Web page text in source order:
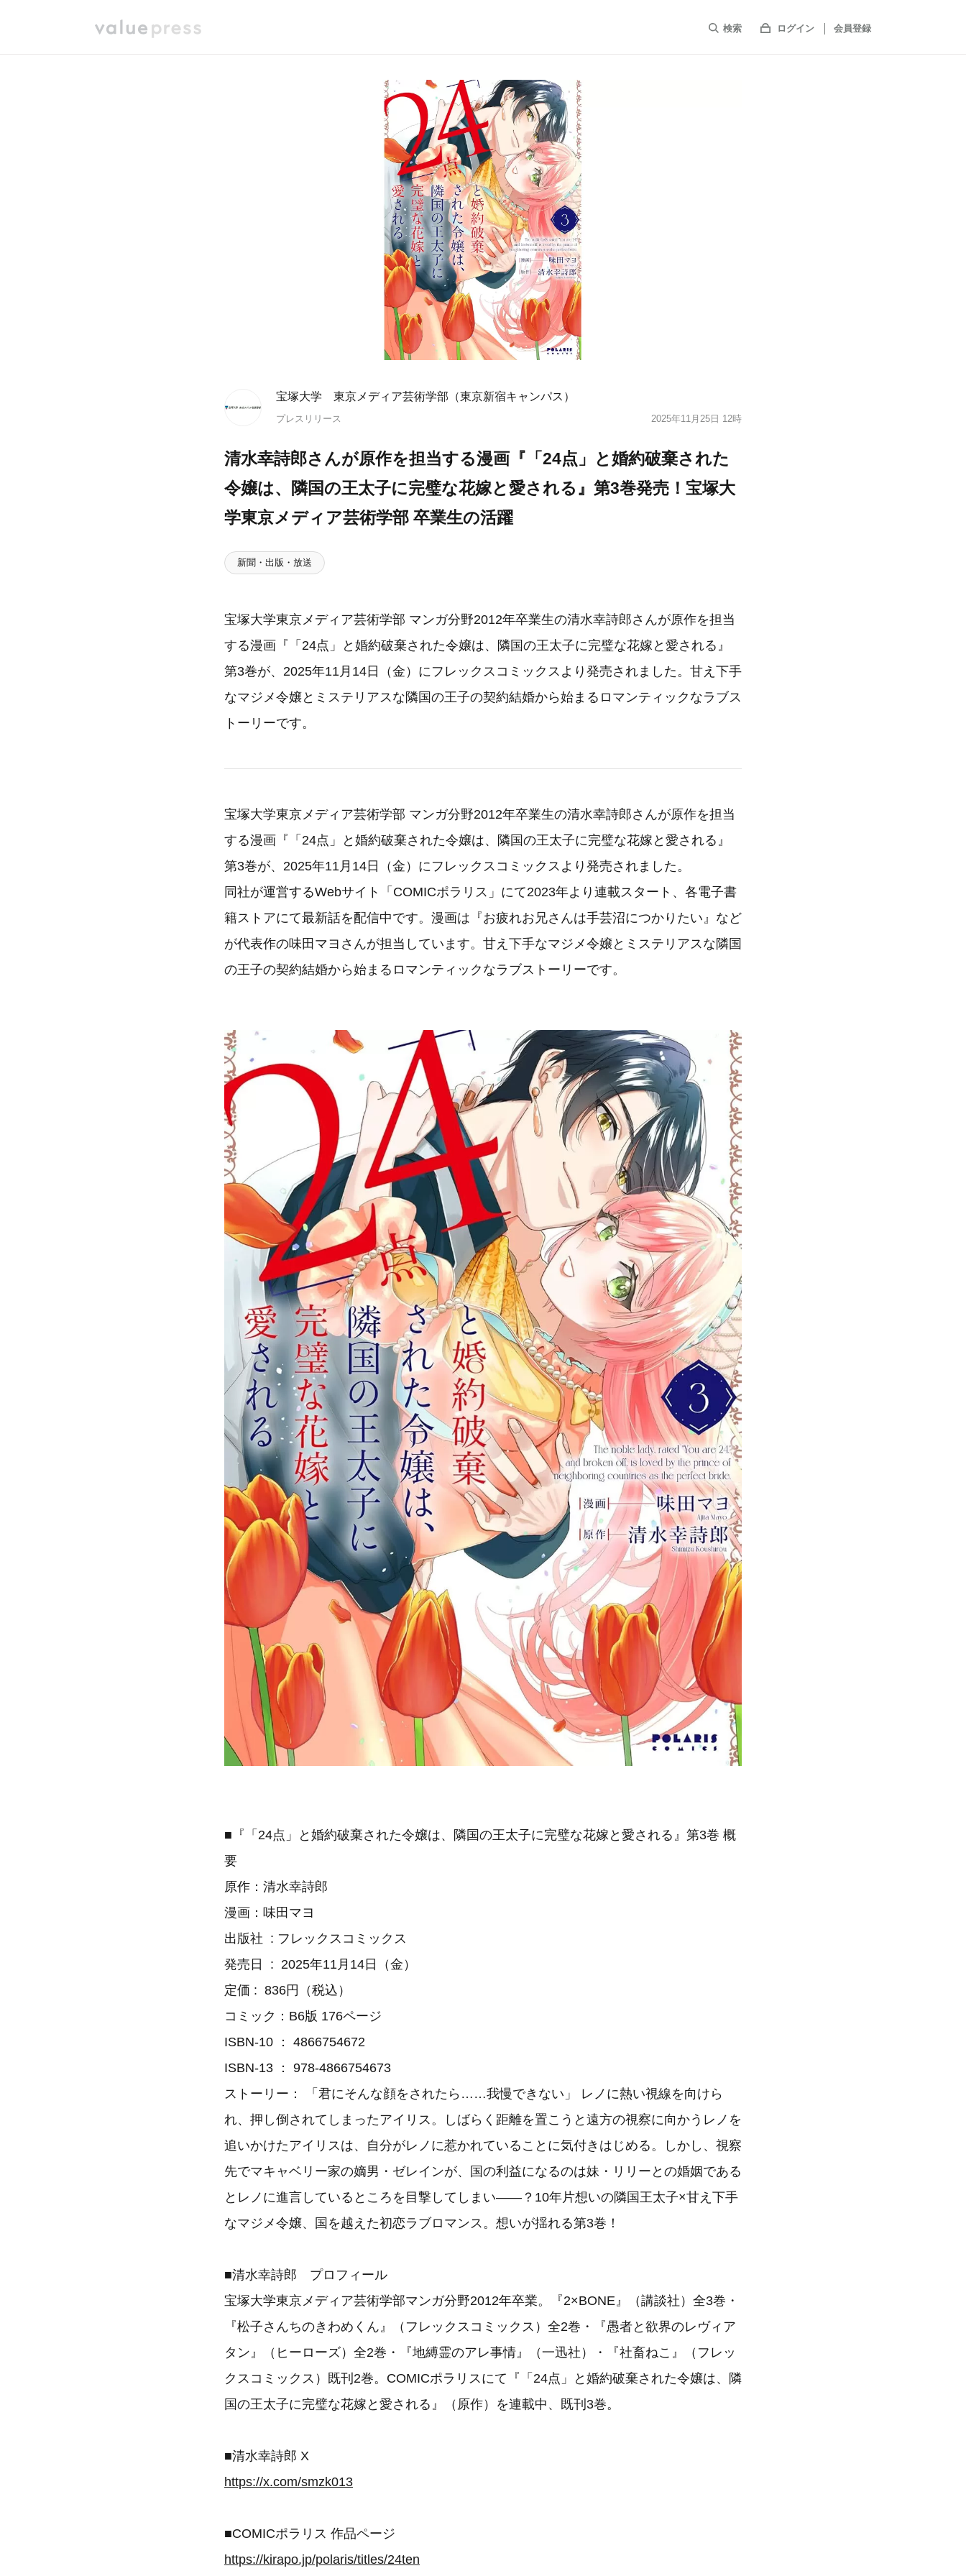
検索 ログイン 会員登録
宝塚大学 東京メディア芸術学部（東京新宿キャンパス）
プレスリリース 2025年11月25日 12時
清水幸詩郎さんが原作を担当する漫画『「24点」と婚約破棄された
令嬢は、隣国の王太子に完璧な花嫁と愛される』第3巻発売！宝塚大
学東京メディア芸術学部 卒業生の活躍
新聞・出版・放送
宝塚大学東京メディア芸術学部 マンガ分野2012年卒業生の清水幸詩郎さんが原作を担当
する漫画『「24点」と婚約破棄された令嬢は、隣国の王太子に完璧な花嫁と愛される』
第3巻が、2025年11月14日（金）にフレックスコミックスより発売されました。甘え下手
なマジメ令嬢とミステリアスな隣国の王子の契約結婚から始まるロマンティックなラブス
トーリーです。
宝塚大学東京メディア芸術学部 マンガ分野2012年卒業生の清水幸詩郎さんが原作を担当
する漫画『「24点」と婚約破棄された令嬢は、隣国の王太子に完璧な花嫁と愛される』
第3巻が、2025年11月14日（金）にフレックスコミックスより発売されました。
同社が運営するWebサイト「COMICポラリス」にて2023年より連載スタート、各電子書
籍ストアにて最新話を配信中です。漫画は『お疲れお兄さんは手芸沼につかりたい』など
が代表作の味田マヨさんが担当しています。甘え下手なマジメ令嬢とミステリアスな隣国
の王子の契約結婚から始まるロマンティックなラブストーリーです。
■『「24点」と婚約破棄された令嬢は、隣国の王太子に完璧な花嫁と愛される』第3巻 概
要
原作：清水幸詩郎
漫画：味田マヨ
出版社 ‏ : ‎フレックスコミックス
発売日 ‏ : ‎ 2025年11月14日（金）
定価 ‏: ‎ 836円（税込）
コミック：B6版 176ページ
ISBN-10 ： 4866754672
ISBN-13 ： 978-4866754673
ストーリー： 「君にそんな顔をされたら……我慢できない」 レノに熱い視線を向けら
れ、押し倒されてしまったアイリス。しばらく距離を置こうと遠方の視察に向かうレノを
追いかけたアイリスは、自分がレノに惹かれていることに気付きはじめる。しかし、視察
先でマキャベリー家の嫡男・ゼレインが、国の利益になるのは妹・リリーとの婚姻である
とレノに進言しているところを目撃してしまい――？10年片想いの隣国王太子×甘え下手
なマジメ令嬢、国を越えた初恋ラブロマンス。想いが揺れる第3巻！
■清水幸詩郎 プロフィール
宝塚大学東京メディア芸術学部マンガ分野2012年卒業。『2×BONE』（講談社）全3巻・
『松子さんちのきわめくん』（フレックスコミックス）全2巻・『愚者と欲界のレヴィア
タン』（ヒーローズ）全2巻・『地縛霊のアレ事情』（一迅社）・『社畜ねこ』（フレッ
クスコミックス）既刊2巻。COMICポラリスにて『「24点」と婚約破棄された令嬢は、隣
国の王太子に完璧な花嫁と愛される』（原作）を連載中、既刊3巻。
■清水幸詩郎 X
https://x.com/smzk013
■COMICポラリス 作品ページ
https://kirapo.jp/polaris/titles/24ten